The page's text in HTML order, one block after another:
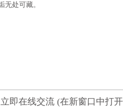
无处可藏。
即在线交流 (在新窗口中打